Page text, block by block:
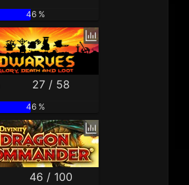
46 %
27 / 58
46 %
46 / 100